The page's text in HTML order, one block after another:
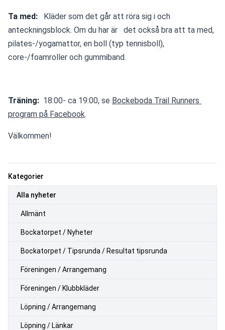
Kategorier
Alla nyheter
Allmänt
Bockatorpet / Nyheter
Bockatorpet / Tipsrunda / Resultat tipsrunda
Föreningen / Arrangemang
Föreningen / Klubbkläder
Löpning / Arrangemang
Löpning / Länkar
Ta med: Kläder som det går att röra sig i och
anteckningsblock. Om du har är   det också bra att ta med,
pilates-/yogamattor, en boll (typ tennisboll),
core-/foamroller och gummiband.
Träning: 18:00- ca 19:00, se Bockeboda Trail Runners
program på Facebook.
Välkommen!